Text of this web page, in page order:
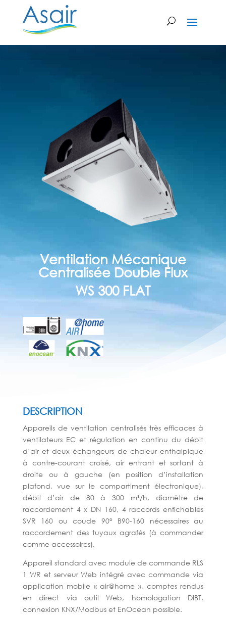
Ventilation Mécanique
Centralisée Double Flux
WS 300 FLAT
DESCRIPTION
Appareils de ventilation centralisés très efficaces à
ventilateurs EC et régulation en continu du débit
d’air et deux échangeurs de chaleur enthalpique
à contre-courant croisé, air entrant et sortant à
droite ou à gauche (en position d’installation
plafond, vue sur le compartiment électronique),
débit d’air de 80 à 300 m³/h, diamètre de
raccordement 4 x DN 160, 4 raccords enfichables
SVR 160 ou coude 90° B90-160 nécessaires au
raccordement des tuyaux agrafés (à commander
comme accessoires),
Appareil standard avec module de commande RLS
1 WR et serveur Web intégré avec commande via
application mobile « air@home », comptes rendus
en direct via outil Web, homologation DIBT,
connexion KNX/Modbus et EnOcean possible.